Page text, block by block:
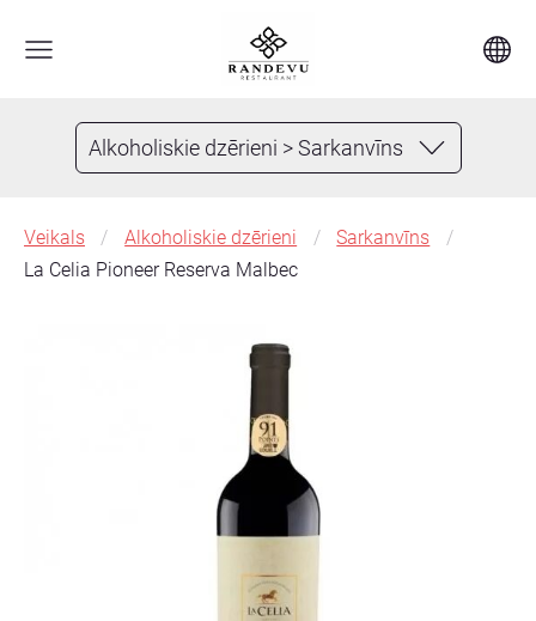
Alkoholiskie dzērieni > Sarkanvīns
Veikals Alkoholiskie dzērieni
Sarkanvīns
La Celia Pioneer Reserva Malbec